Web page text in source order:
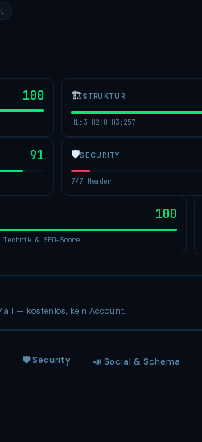
100 🏗STRUKTUR
H1:3 H2:0 H3:257
91 🛡SECURITY
7/7 Header
100
& SEO-Score
— kostenlos, kein Account.
🛡 Security 📣 Social & Schema